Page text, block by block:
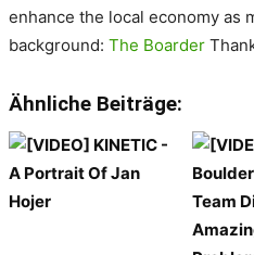
enhance the local economy as
background: The Boarder
Ähnliche Beiträge: